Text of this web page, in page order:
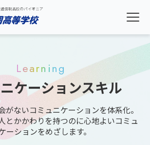
信制高校のパイオニア
Learning
ケーションスキル
がないコミュニケーションを体系化。
とかかわりを持つのに心地よいコミュ
ーションをめざします。